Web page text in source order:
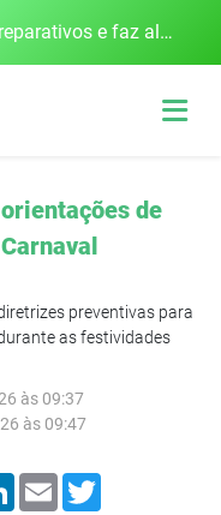
Justiça Eleitoral intensifica preparativos e faz alertas para as Eleições 2026 na 94ª Zona Eleitoral
de
preventivas para
as festividades
às 09:37
às 09:47
LinkedIn
Email